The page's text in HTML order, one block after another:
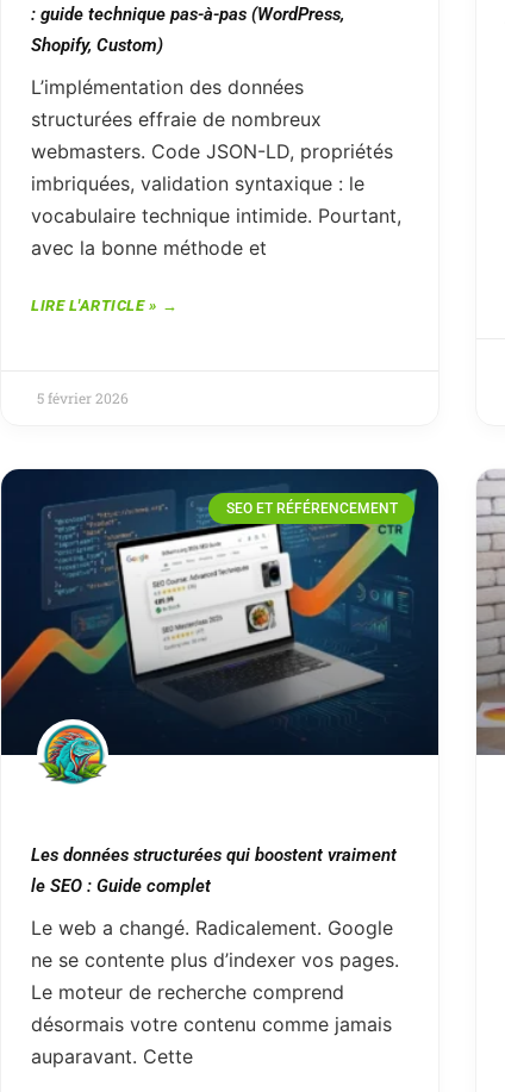
: guide technique pas-à-pas (WordPress,
Shopify, Custom)
L’implémentation des données
structurées effraie de nombreux
webmasters. Code JSON-LD, propriétés
imbriquées, validation syntaxique : le
vocabulaire technique intimide. Pourtant,
avec la bonne méthode et
LIRE L'ARTICLE »
5 février 2026
SEO ET RÉFÉRENCEMENT
Les données structurées qui boostent vraiment
le SEO : Guide complet
Le web a changé. Radicalement. Google
ne se contente plus d’indexer vos pages.
Le moteur de recherche comprend
désormais votre contenu comme jamais
auparavant. Cette